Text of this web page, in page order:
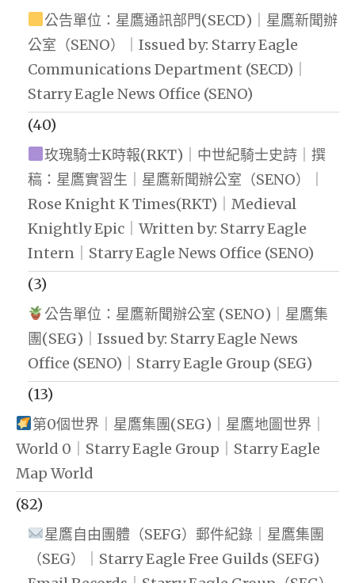
公告單位：星鷹通訊部門(SECD)｜星鷹新聞辦
公室（SENO）｜Issued by: Starry Eagle
Communications Department (SECD)｜
Starry Eagle News Office (SENO)
(40)
玫瑰騎士K時報(RKT)｜中世紀騎士史詩｜撰
稿：星鷹實習生｜星鷹新聞辦公室（SENO）｜
Rose Knight K Times(RKT)｜Medieval
Knightly Epic｜Written by: Starry Eagle
Intern｜Starry Eagle News Office (SENO)
(3)
公告單位：星鷹新聞辦公室 (SENO)｜星鷹集
團(SEG)｜Issued by: Starry Eagle News
Office (SENO)｜Starry Eagle Group (SEG)
(13)
第0個世界｜星鷹集團(SEG)｜星鷹地圖世界｜
World 0｜Starry Eagle Group｜Starry Eagle
Map World
(82)
星鷹自由團體（SEFG）郵件紀錄｜星鷹集團
（SEG）｜Starry Eagle Free Guilds (SEFG)